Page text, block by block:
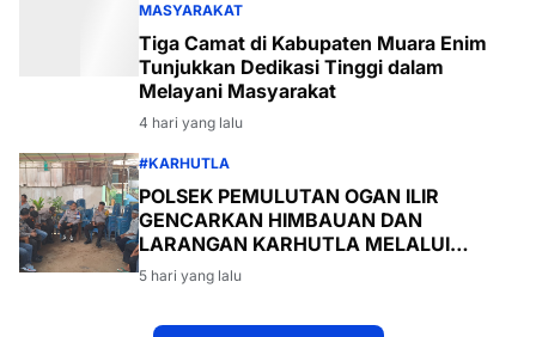
MASYARAKAT
Tiga Camat di Kabupaten Muara Enim
Tunjukkan Dedikasi Tinggi dalam
Melayani Masyarakat
4 hari yang lalu
#KARHUTLA
POLSEK PEMULUTAN OGAN ILIR
GENCARKAN HIMBAUAN DAN
LARANGAN KARHUTLA MELALUI
PROGRAM TSKD (TOURING SAMBANG
KE DESA-DESA
5 hari yang lalu